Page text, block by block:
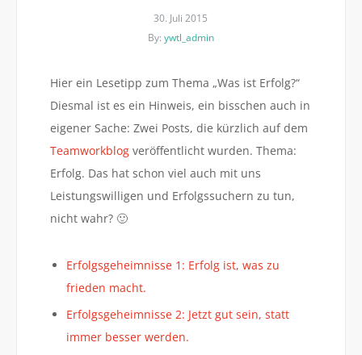
30. Juli 2015
By: ywtl_admin
Hier ein Lesetipp zum Thema „Was ist Erfolg?“
Diesmal ist es ein Hinweis, ein bisschen auch in
eigener Sache: Zwei Posts, die kürzlich auf dem
Teamworkblogveröffentlicht wurden. Thema:
Erfolg. Das hat schon viel auch mit uns
Leistungswilligen und Erfolgssuchern zu tun,
nicht wahr? 🙂
Erfolgsgeheimnisse 1: Erfolg ist, was zu
frieden macht.
Erfolgsgeheimnisse 2: Jetzt gut sein, statt
immer besser werden.